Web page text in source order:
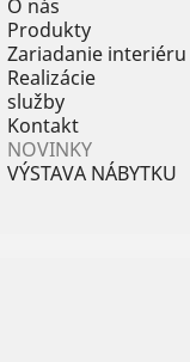
O nás
Produkty
Zariadanie interiéru
Realizácie
služby
Kontakt
NOVINKY
VÝSTAVA NÁBYTKU